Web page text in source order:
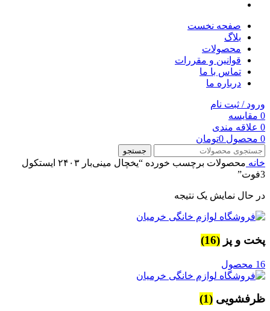
صفحه نخست
بلاگ
محصولات
قوانین و مقررات
تماس با ما
درباره ما
ورود / ثبت نام
0 مقایسه
0 علاقه مندی
0 محصول 0تومان
جستجو
خانه
محصولات برچسب خورده “یخچال مینی‌بار ۲۴۰۳ ایستکول
3فوت”
در حال نمایش یک نتیجه
پخت و پز (16)
16 محصول
ظرفشویی (1)